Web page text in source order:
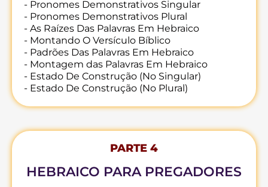
- Pronomes Demonstrativos Singular
- Pronomes Demonstrativos Plural
- As Raízes Das Palavras Em Hebraico
- Montando O Versículo Bíblico
- Padrões Das Palavras Em Hebraico
- Montagem das Palavras Em Hebraico
- Estado De Construção (No Singular)
- Estado De Construção (No Plural)
PARTE 4
HEBRAICO PARA PREGADORES